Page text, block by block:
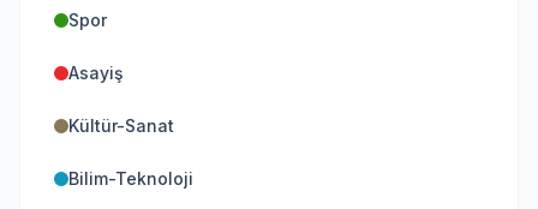
Spor
Asayiş
Kültür-Sanat
Bilim-Teknoloji